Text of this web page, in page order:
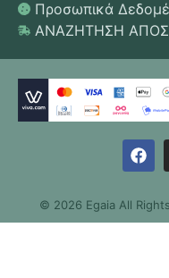
Προσωπικά
ΑΝΑΖΗΤΗΣΗ
© 2026 Egaia All